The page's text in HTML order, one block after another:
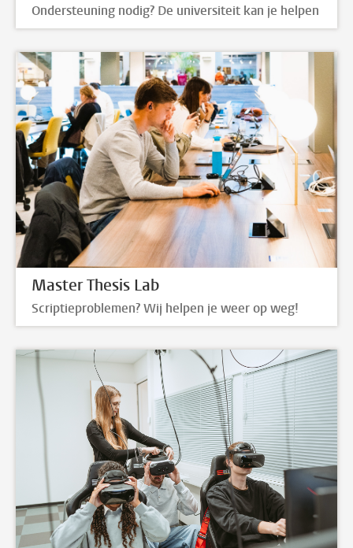
Ondersteuning nodig? De universiteit kan je helpen
Master Thesis Lab
Scriptieproblemen? Wij helpen je weer op weg!